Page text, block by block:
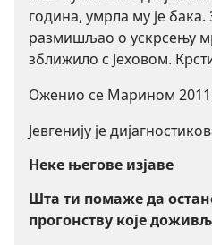
година, умрла му је бака.
размишљао о ускрсењу
зближило с Јеховом.
Оженио се Марином 2011.
Јевгенију је
Неке његове изјаве
Шта ти помаже да
прогонству које